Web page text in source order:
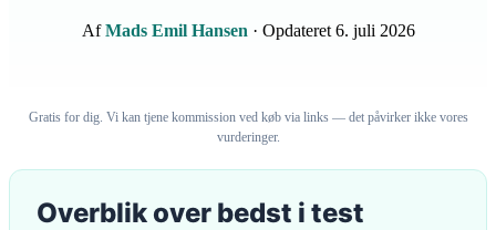
AfMads Emil Hansen · Opdateret 6. juli 2026
Gratis for dig. Vi kan tjene kommission ved køb via links — det påvirker ikke vores
vurderinger.
Overblik over bedst i test